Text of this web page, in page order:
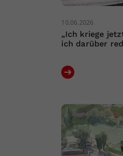
10.06.2026
„Ich kriege
ich darüber